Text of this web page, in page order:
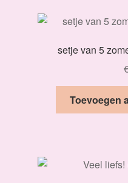
setje van 5
Toevoegen